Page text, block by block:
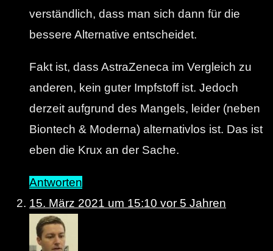
verständlich, dass man sich dann für die
bessere Alternative entscheidet.
Fakt ist, dass AstraZeneca im Vergleich zu
anderen, kein guter Impfstoff ist. Jedoch
derzeit aufgrund des Mangels, leider (neben
Biontech & Moderna) alternativlos ist. Das ist
eben die Krux an der Sache.
Antworten
15. März 2021 um 15:10 vor 5 Jahren